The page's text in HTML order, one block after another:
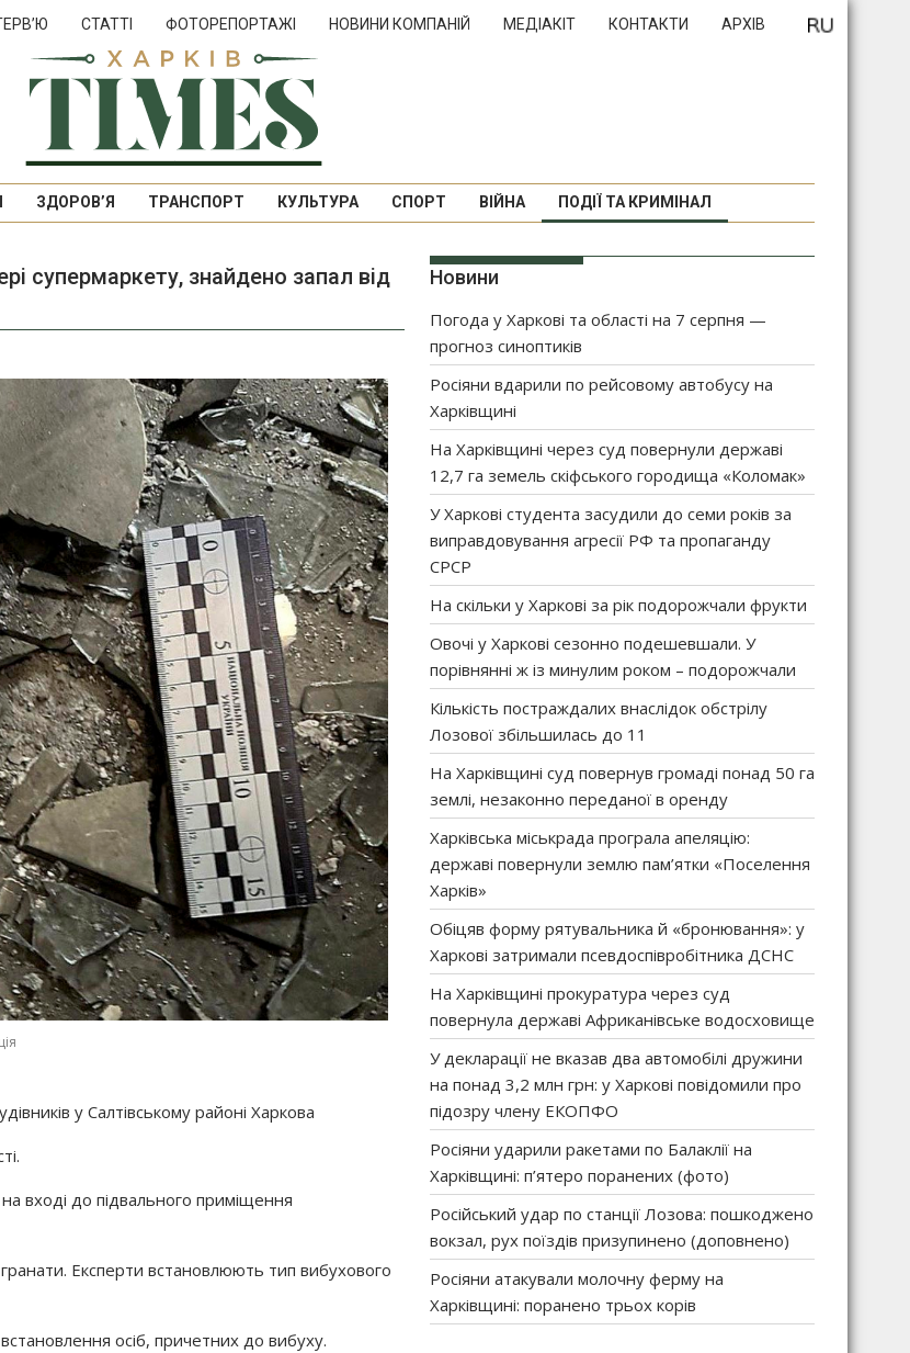
СТАТТІ ФОТОРЕПОРТАЖІ НОВИНИ КОМПАНІЙ МЕДІАКІТ КОНТАКТИ АРХІВ
ЗДОРОВ’Я ТРАНСПОРТ КУЛЬТУРА СПОРТ ВІЙНА ПОДІЇ ТА КРИМІНАЛ
супермаркету, знайдено запал від
у Салтівському районі Харкова
вході до підвального приміщення
гранати. Експерти встановлюють тип вибухового
осіб, причетних до вибуху.
Новини
Погода у Харкові та області на 7 серпня —
прогноз синоптиків
Росіяни вдарили по рейсовому автобусу на
Харківщині
На Харківщині через суд повернули державі
12,7 га земель скіфського городища «Коломак»
У Харкові студента засудили до семи років за
виправдовування агресії РФ та пропаганду
СРСР
На скільки у Харкові за рік подорожчали фрукти
Овочі у Харкові сезонно подешевшали. У
порівнянні ж із минулим роком – подорожчали
Кількість постраждалих внаслідок обстрілу
Лозової збільшилась до 11
На Харківщині суд повернув громаді понад 50 га
землі, незаконно переданої в оренду
Харківська міськрада програла апеляцію:
державі повернули землю пам’ятки «Поселення
Харків»
Обіцяв форму рятувальника й «бронювання»: у
Харкові затримали псевдоспівробітника ДСНС
На Харківщині прокуратура через суд
повернула державі Африканівське водосховище
У декларації не вказав два автомобілі дружини
на понад 3,2 млн грн: у Харкові повідомили про
підозру члену ЕКОПФО
Росіяни ударили ракетами по Балаклії на
Харківщині: п’ятеро поранених (фото)
Російський удар по станції Лозова: пошкоджено
вокзал, рух поїздів призупинено (доповнено)
Росіяни атакували молочну ферму на
Харківщині: поранено трьох корів